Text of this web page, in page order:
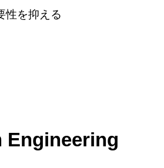
性を抑える
Engineering